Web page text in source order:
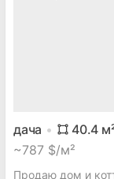
дача 40.4
~787 $/м²
Продаю дом и